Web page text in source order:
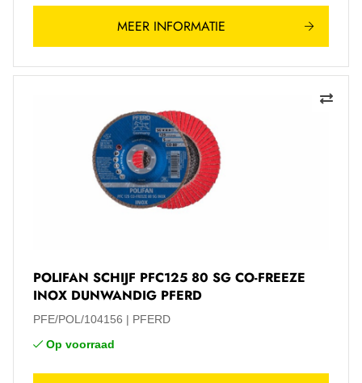
MEER INFORMATIE
POLIFAN SCHIJF PFC125 80 SG CO-FREEZE
INOX DUNWANDIG PFERD
PFE/POL/104156
PFERD
Op voorraad